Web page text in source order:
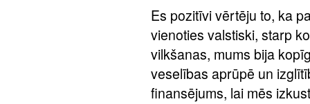
Es pozitīvi vērtēju to, ka
vienoties valstiski, starp
vilkšanas, mums bija
veselības aprūpē un
finansējums, lai mēs